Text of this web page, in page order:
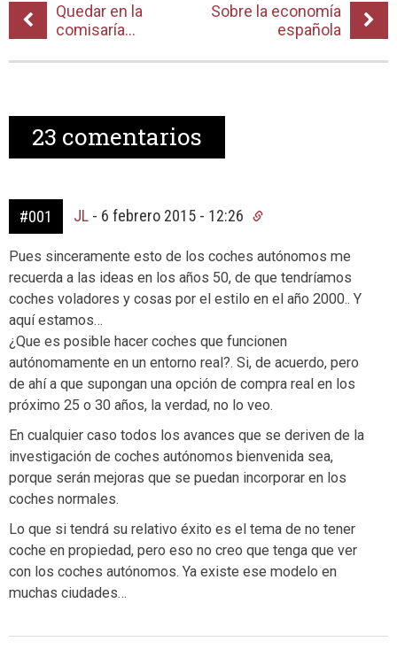
Quedar en la
comisaría…
Sobre la economía
española
23 comentarios
#001 JL - 6 febrero 2015 - 12:26
Pues sinceramente esto de los coches autónomos me
recuerda a las ideas en los años 50, de que tendríamos
coches voladores y cosas por el estilo en el año 2000.. Y
aquí estamos…
¿Que es posible hacer coches que funcionen
autónomamente en un entorno real?. Si, de acuerdo, pero
de ahí a que supongan una opción de compra real en los
próximo 25 o 30 años, la verdad, no lo veo.
En cualquier caso todos los avances que se deriven de la
investigación de coches autónomos bienvenida sea,
porque serán mejoras que se puedan incorporar en los
coches normales.
Lo que si tendrá su relativo éxito es el tema de no tener
coche en propiedad, pero eso no creo que tenga que ver
con los coches autónomos. Ya existe ese modelo en
muchas ciudades…